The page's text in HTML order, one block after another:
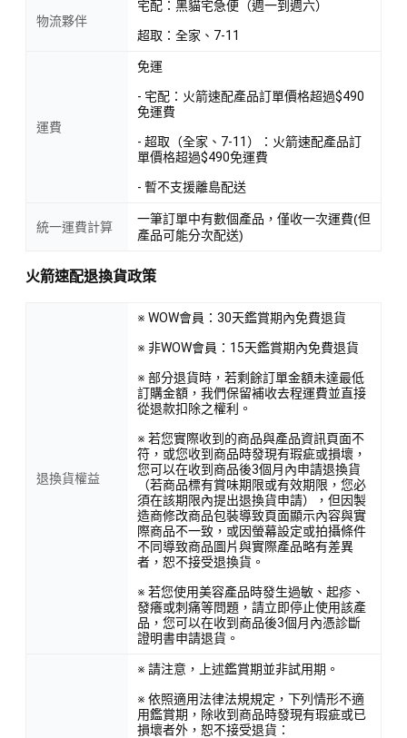
物流夥伴
宅配：黑貓宅急便（週一到週六）
超取：全家、7-11
運費
免運
- 宅配：火箭速配產品訂單價格超過$490
免運費
- 超取（全家、7-11）：火箭速配產品訂
單價格超過$490免運費
- 暫不支援離島配送
統一運費計算
一筆訂單中有數個產品，僅收一次運費(但
產品可能分次配送)
火箭速配退換貨政策
退換貨權益
※ WOW會員：30天鑑賞期內免費退貨
※ 非WOW會員：15天鑑賞期內免費退貨
※ 部分退貨時，若剩餘訂單金額未達最低
訂購金額，我們保留補收去程運費並直接
從退款扣除之權利。
※ 若您實際收到的商品與產品資訊頁面不
符，或您收到商品時發現有瑕疵或損壞，
您可以在收到商品後3個月內申請退換貨
（若商品標有賞味期限或有效期限，您必
須在該期限內提出退換貨申請），但因製
造商修改商品包裝導致頁面顯示內容與實
際商品不一致，或因螢幕設定或拍攝條件
不同導致商品圖片與實際產品略有差異
者，恕不接受退換貨。
※ 若您使用美容產品時發生過敏、起疹、
發癢或刺痛等問題，請立即停止使用該產
品，您可以在收到商品後3個月內憑診斷
證明書申請退貨。
※ 請注意，上述鑑賞期並非試用期。
※ 依照適用法律法規規定，下列情形不適
用鑑賞期，除收到商品時發現有瑕疵或已
損壞者外，恕不接受退貨：